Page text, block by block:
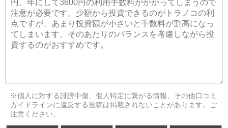
※個人に対する誹謗中傷、個人特定に繋がる情報、その他口コミ
ガイドラインに違反する投稿は掲載されないことがあります。ご
注意ください。